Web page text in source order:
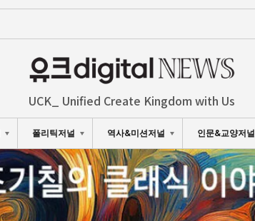
UCK_ Unified Create Kingdom with Us
폴리틱저널 역사&미션저널 인문&교양저널